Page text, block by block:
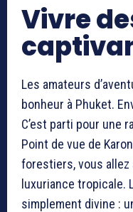
Vivre
Les amateurs
bonheur à Phuket.
C’est parti pour une
Point de vue de
forestiers, vous
luxuriance tropicale.
simplement divine :